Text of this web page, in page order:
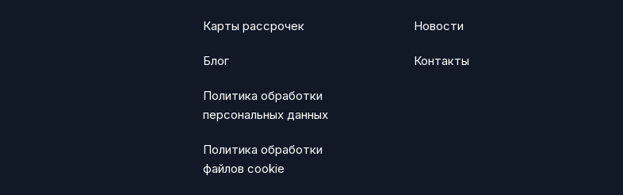
Карты рассрочек
Блог
Политика обработки
персональных данных
Политика обработки
файлов cookie
Новости
Контакты